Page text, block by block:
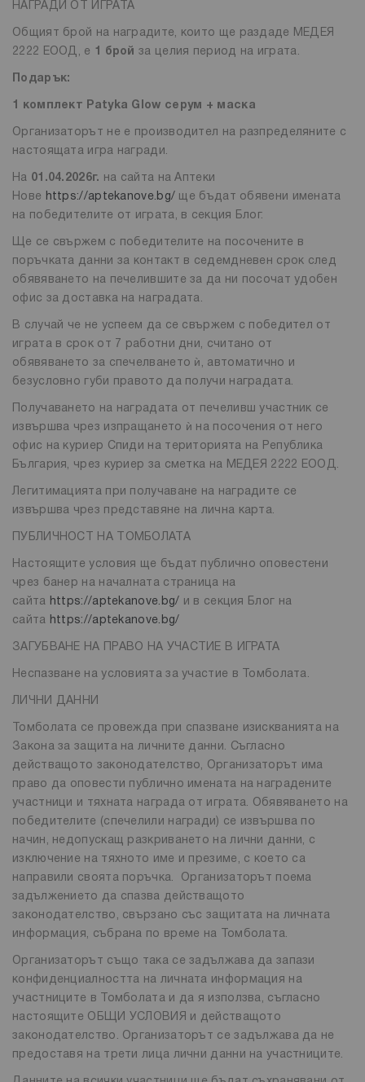
НАГРАДИ ОТ ИГРАТА
Общият брой на наградите, които ще раздаде МЕДЕЯ
2222 ЕООД, е 1 брой за целия период на играта.
Подарък:
1 комплект Patyka Glow серум + маска
Организаторът не е производител на разпределяните с
настоящата игра награди.
На 01.04.2026г.
на сайта на Аптеки
Нове
https://aptekanove.bg/ ще бъдат обявени имената
на победителите от играта, в секция Блог.
Ще се свържем с победителите на посочените в
поръчката данни за контакт в седемдневен срок след
обявяването на печелившите за да ни посочат удобен
офис за доставка на наградата.
В случай че не успеем да се свържем с победител от
играта в срок от 7 работни дни, считано от
обявяването за спечелването ѝ, автоматично и
безусловно губи правото да получи наградата.
Получаването на наградата от печеливш участник се
извършва чрез изпращането ѝ на посочения от него
офис на куриер Спиди на територията на Република
България, чрез куриер за сметка на МЕДЕЯ 2222 ЕООД.
Легитимацията при получаване на наградите се
извършва чрез представяне на лична карта.
ПУБЛИЧНОСТ НА ТОМБОЛАТА
Настоящите условия ще бъдат публично оповестени
чрез банер на началната страница на
сайта https://aptekanove.bg/
и в секция Блог на
сайта https://aptekanove.bg/
ЗАГУБВАНЕ НА ПРАВО НА УЧАСТИЕ В ИГРАТА
Неспазване на условията за участие в Томболата.
ЛИЧНИ ДАННИ
Томболата се провежда при спазване изискванията на
Закона за защита на личните данни. Съгласно
действащото законодателство, Организаторът има
право да оповести публично имената на наградените
участници и тяхната награда от играта. Обявяването на
победителите (спечелили награди) се извършва по
начин, недопускащ разкриването на лични данни, с
изключение на тяхното име и презиме, с което са
направили своята поръчка. Организаторът поема
задължението да спазва действащото
законодателство, свързано със защитата на личната
информация, събрана по време на Томболата.
Организаторът също така се задължава да запази
конфиденциалността на личната информация на
участниците в Томболата и да я използва, съгласно
настоящите ОБЩИ УСЛОВИЯ и действащото
законодателство. Организаторът се задължава да не
предоставя на трети лица лични данни на участниците.